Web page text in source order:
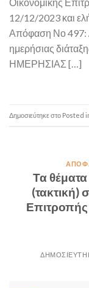
12/12/2023 και
Απόφαση Νο 497:
ημερήσιας
ΗΜΕΡΗΣΙΑΣ […]
Posted
Τα
(τακτική)